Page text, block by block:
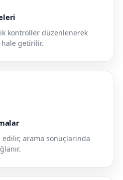
kontroller düzenlenerek
hale getirilir.
edilir, arama sonuçlarında